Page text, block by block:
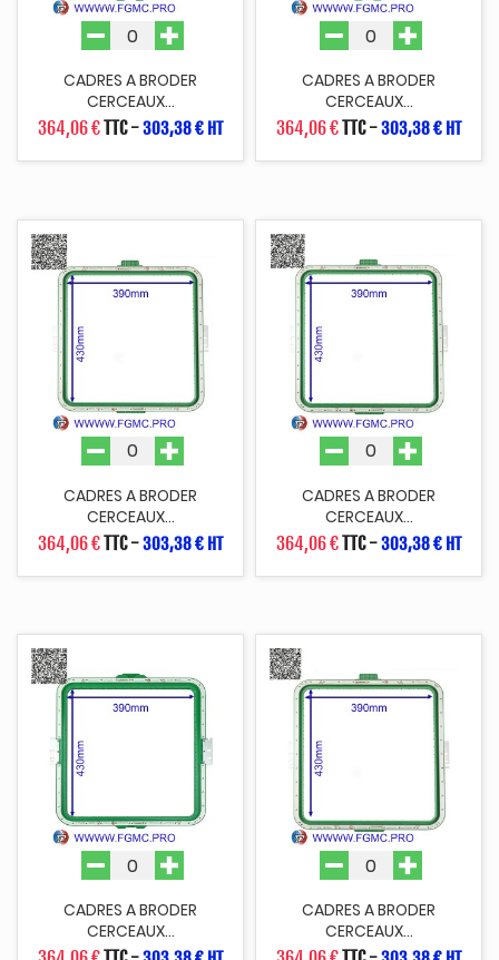
CADRES A BRODER
CERCEAUX...
364,06 €TTC-303,38 € HT
CADRES A BRODER
CERCEAUX...
364,06 €TTC-303,38 € HT
CADRES A BRODER
CERCEAUX...
364,06 €TTC-303,38 € HT
CADRES A BRODER
CERCEAUX...
364,06 €TTC-303,38 € HT
CADRES A BRODER
CERCEAUX...
CADRES A BRODER
CERCEAUX...